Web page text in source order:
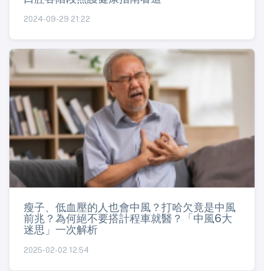
2024-09-29 21:22
瘦子、低血壓的人也會中風？打哈欠竟是中風
前兆？為何絕不要搭計程車就醫？「中風6大
迷思」一次解析
2025-02-02 12:54